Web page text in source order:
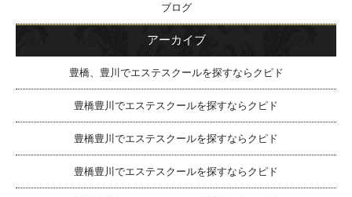
ブログ
アーカイブ
豊橋、豊川でエステスクールを探すならクピド
豊橋豊川でエステスクールを探すならクピド
豊橋豊川でエステスクールを探すならクピド
豊橋豊川でエステスクールを探すならクピド